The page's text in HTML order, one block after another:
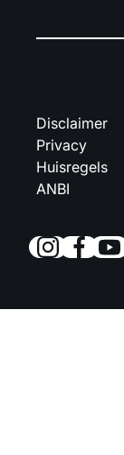
Disclaimer
Privacy
Huisregels
ANBI